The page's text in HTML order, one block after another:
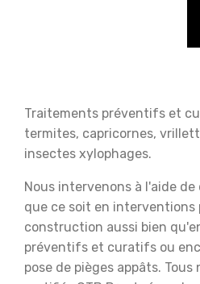
Traitements préventifs et
termites, capricornes,
insectes xylophages.
Nous intervenons à l'aide
que ce soit en interventions
construction aussi bien
préventifs et curatifs ou
pose de pièges appâts.